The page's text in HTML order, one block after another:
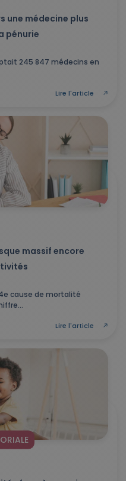
une médecine plus
pénurie
245 847 médecins en
Lire l'article
massif encore
cause de mortalité
Lire l'article